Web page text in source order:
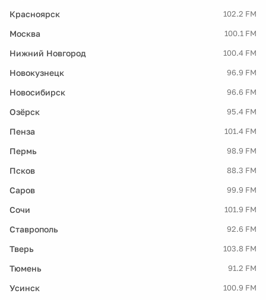
Красноярск 102.2 FM
Москва 100.1 FM
Нижний Новгород 100.4 FM
Новокузнецк 96.9 FM
Новосибирск 96.6 FM
Озёрск 95.4 FM
Пенза 101.4 FM
Пермь 98.9 FM
Псков 88.3 FM
Саров 99.9 FM
Сочи 101.9 FM
Ставрополь 92.6 FM
Тверь 103.8 FM
Тюмень 91.2 FM
Усинск 100.9 FM